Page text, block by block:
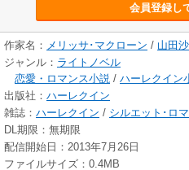
会員登録し
作家名： メリッサ･マクローン / 山田
ジャンル： ライトノベル
恋愛・ロマンス小説 / ハーレクイン
出版社： ハーレクイン
雑誌： ハーレクイン / シルエット･ロ
DL期限：無期限
配信開始日：2013年7月26日
ファイルサイズ：0.4MB